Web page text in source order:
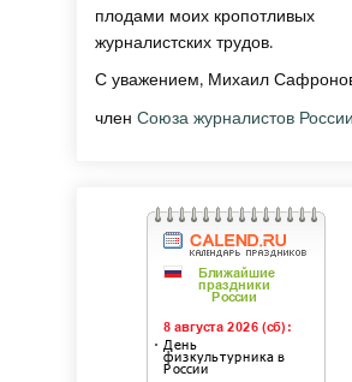
плодами моих кропотливых
журналистских трудов.
С уважением, Михаил
членСоюза журналистов России